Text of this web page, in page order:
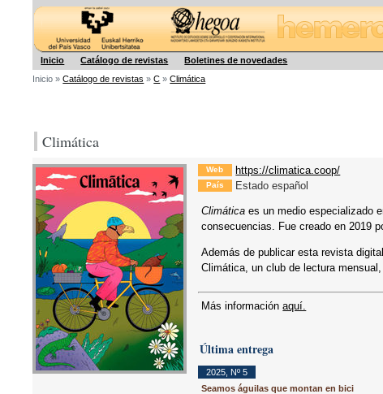
Inicio Catálogo de revistas Boletines de novedades
Inicio »Catálogo de revistas »C »Climática
Climática
Web https://climatica.coop/
País Estado español
Climática es un medio especializado
consecuencias. Fue creado en 2019
Además de publicar esta revista
Climática, un club de lectura
Más informaciónaquí.
Última entrega
2025 Nº 5
Seamos águilas que montan en bici